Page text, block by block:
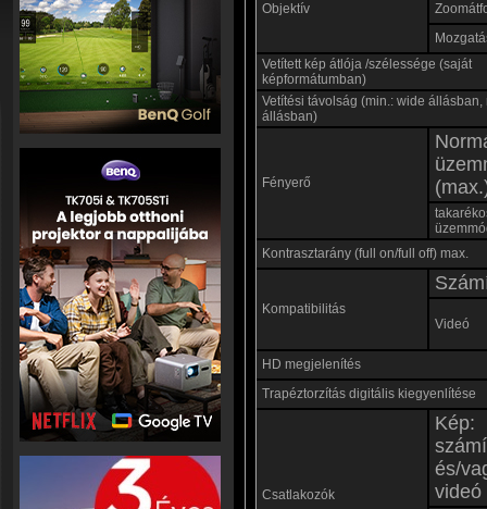
Objektív
Vetített kép átlója /szélessége (saját
képformátumban)
Vetítési távolság (min.: wide állásban,
állásban)
Fényerő
Kontrasztarány (full on/full off) max.
Kompatibilitás
Videó
HD megjelenítés
Trapéztorzítás digitális kiegyenlítése
Csatlakozók
Kép:
és/
videó